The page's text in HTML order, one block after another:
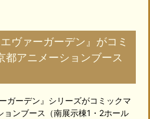
ヴァーガーデン』がコミ
都アニメーションブース
ガーデン』シリーズがコミックマ
ョンブース（南展示棟1・2ホール